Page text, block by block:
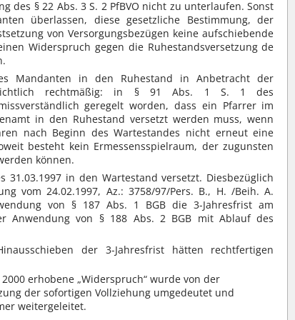
des § 22 Abs. 3 S. 2 PfBVO nicht zu unterlaufen. Sonst
überlassen, diese gesetzliche Bestimmung, der
von Versorgungsbezügen keine aufschiebende
Widerspruch gegen die Ruhestandsversetzung de
Mandanten in den Ruhestand in Anbetracht der
rechtmäßig: in § 91 Abs. 1 S. 1 des
geregelt worden, dass ein Pfarrer im
in den Ruhestand versetzt werden muss, wenn
nach Beginn des Wartestandes nicht erneut eine
besteht kein Ermessensspielraum, der zugunsten
können.
in den Wartestand versetzt. Diesbezüglich
vom 24.02.1997, Az.: 3758/97/Pers. B., H. /Beih. A.
von § 187 Abs. 1 BGB die 3-Jahresfrist am
Anwendung von § 188 Abs. 2 BGB mit Ablauf des
der 3-Jahresfrist hätten rechtfertigen
erhobene „Widerspruch“ wurde von der
der sofortigen Vollziehung umgedeutet und
weitergeleitet.